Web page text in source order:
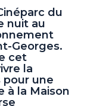
du
nuit au
Georges.
cet
la
pour une
à la Maison